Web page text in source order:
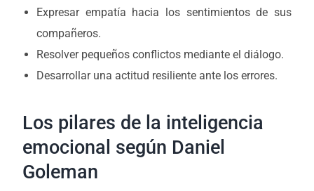
Expresar empatía hacia los sentimientos de sus
compañeros.
Resolver pequeños conflictos mediante el diálogo.
Desarrollar una actitud resiliente ante los errores.
Los pilares de la inteligencia
emocional según Daniel
Goleman